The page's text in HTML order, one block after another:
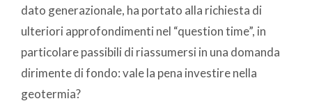
dato generazionale, ha portato alla richiesta di
ulteriori approfondimenti nel “question time”, in
particolare passibili di riassumersi in una domanda
dirimente di fondo: vale la pena investire nella
geotermia?